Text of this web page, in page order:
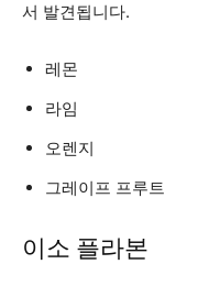
서 발견됩니다.
레몬
라임
오렌지
그레이프 프루트
이소 플라본